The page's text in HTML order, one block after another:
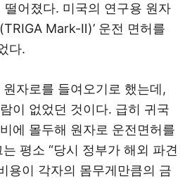
떨어졌다. 미국의 연구용 원자
Mark-Ⅱ)’ 운전 면허를
다.
자로를 들여오기로 했는데,
이 없었던 것이다. 급히 귀국
에 몰두해 원자로 운전면허를
평소 “당시 정부가 해외 파견
용이 각자의 몸무게만큼의 금